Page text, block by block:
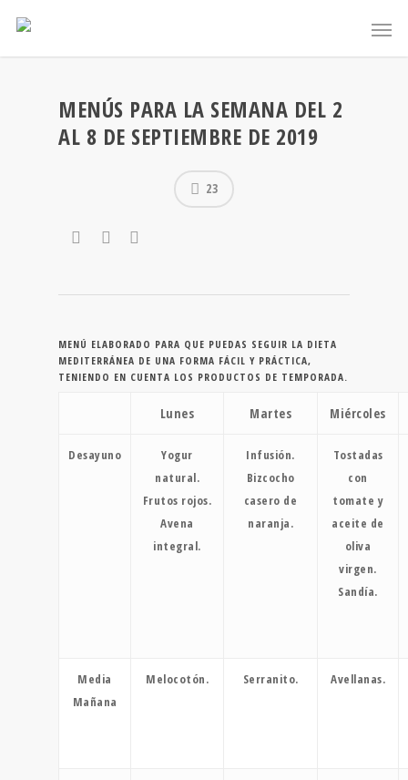
MENÚS PARA LA SEMANA DEL 2
AL 8 DE SEPTIEMBRE DE 2019
23
MENÚ ELABORADO PARA QUE PUEDAS SEGUIR LA DIETA
MEDITERRÁNEA DE UNA FORMA FÁCIL Y PRÁCTICA,
TENIENDO EN CUENTA LOS PRODUCTOS DE TEMPORADA.
Lunes Martes Miércoles
Desayuno
Yogur
natural.
Frutos rojos.
Avena
integral.
Infusión.
Bizcocho
casero de
naranja.
Tostadas
con
tomate y
aceite de
oliva
virgen.
Sandía.
Media
Mañana
Melocotón. Serranito. Avellanas.